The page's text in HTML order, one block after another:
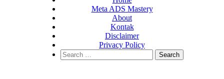
Meta ADS Mastery
About
Kontak
Disclaimer
Privacy Policy
Search
for: